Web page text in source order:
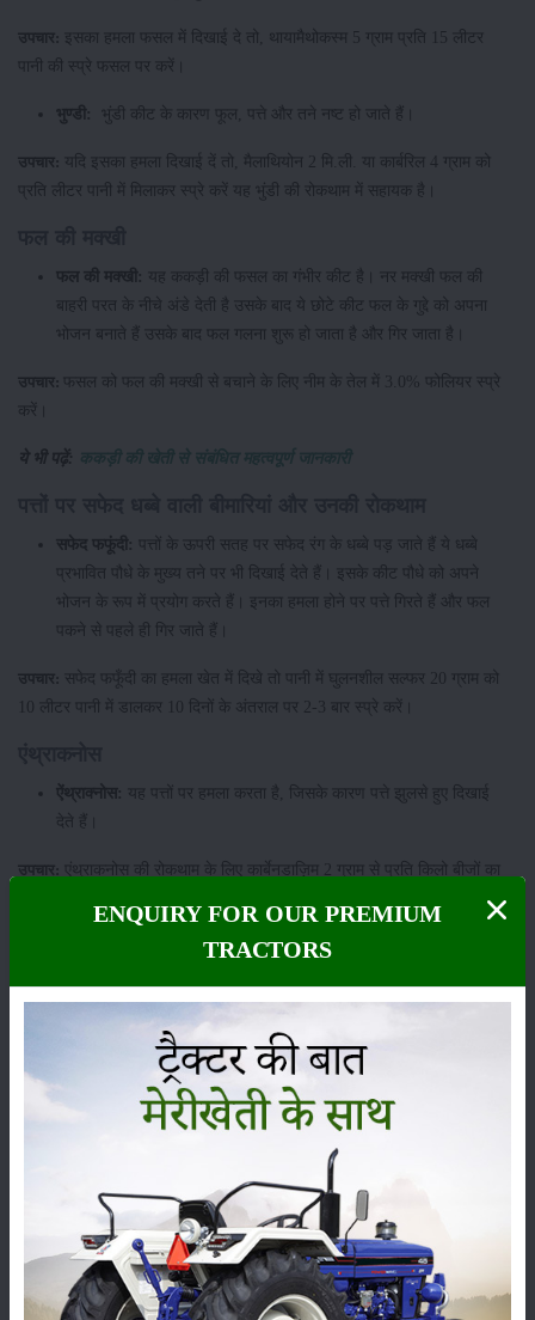
उपचार: इसका हमला फसल में दिखाई दे तो, थायामैथोकस्म 5 ग्राम प्रति 15 लीटर
पानी की स्प्रे फसल पर करें।
भुण्डी: भुंडी कीट के कारण फूल, पत्ते और तने नष्ट हो जाते हैं।
उपचार: यदि इसका हमला दिखाई दें तो, मैलाथियोन 2 मि.ली. या कार्बरिल 4 ग्राम को
प्रति लीटर पानी में मिलाकर स्प्रे करें यह भुंडी की रोकथाम में सहायक है।
फल की मक्खी: यह ककड़ी की फसल का गंभीर कीट है। नर मक्खी फल की
बाहरी परत के नीचे अंडे देती है उसके बाद ये छोटे कीट फल के गुद्दे को अपना
भोजन बनाते हैं उसके बाद फल गलना शुरू हो जाता है और गिर जाता है।
उपचार:
फसल को फल की मक्खी से बचाने के लिए नीम के तेल में 3.0% फोलियर स्प्रे
करें।
ये भी पढ़ें: ककड़ी की खेती से संबंधित महत्वपूर्ण जानकारी
सफेद फफूंदी:
पत्तों के ऊपरी सतह पर सफेद रंग के धब्बे पड़ जाते हैं ये धब्बे
प्रभावित पौधे के मुख्य तने पर भी दिखाई देते हैं। इसके कीट पौधे को अपने
भोजन के रूप में प्रयोग करते हैं। इनका हमला होने पर पत्ते गिरते हैं और फल
पकने से पहले ही गिर जाते हैं।
उपचार:
सफेद फफूँदी का हमला खेत में दिखे तो पानी में घुलनशील सल्फर 20 ग्राम को
10 लीटर पानी में डालकर 10 दिनों के अंतराल पर 2-3 बार स्प्रे करें।
ऐंथ्राक्नोस: यह पत्तों पर हमला करता है, जिसके कारण पत्ते झुलसे हुए दिखाई
देते हैं।
उपचार:
एंथ्राकनोस की रोकथाम के लिए कार्बेनडाज़िम 2 ग्राम से प्रति किलो बीजों का
कार्बेनडाज़िम 2 ग्राम को प्रति लीटर पानी में मिलाकर स्प्रे करें।
यह रोग स्यिूडोपरनोस्पोरा क्यूबेनसिस के कारण होता
है। इससे पत्तों की निचली सतह पर छोटे और जामुनी रंग के धब्बे दिखाई देते हैं।
यदि इसका प्रभाव दिखाई दे तो डाइथेन एम-45 या डाइथेन Z-78 का प्रयोग
इस बीमारी से बचने के लिए करें।
मुरझाना:यह पौधे के वेस्कुलर टिशुओं पर प्रभाव डालता है, जिससे पौधा तुरंत ही
मुरझा जाता है।
फुजारियम सूखे से बचाव के लिए कप्तान या हैक्सोकैप 0.2-0.3%का छिड़काव
करें।
ENQUIRY FOR OUR PREMIUM
TRACTORS